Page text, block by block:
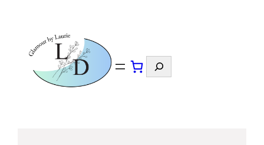
inhoud
Zoeken